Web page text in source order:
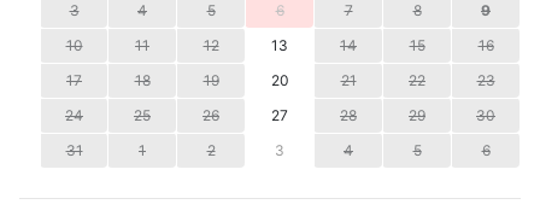
3
4 5 6 7 8
9
10
11 12 13 14 15
16
17
18 19 20 21 22
23
24
25 26 27 28 29
30
31
1 2 3 4 5 6